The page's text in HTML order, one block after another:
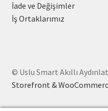
İade ve Değişimler
İş Ortaklarımız
© Uslu Smart Akıllı
Storefront &